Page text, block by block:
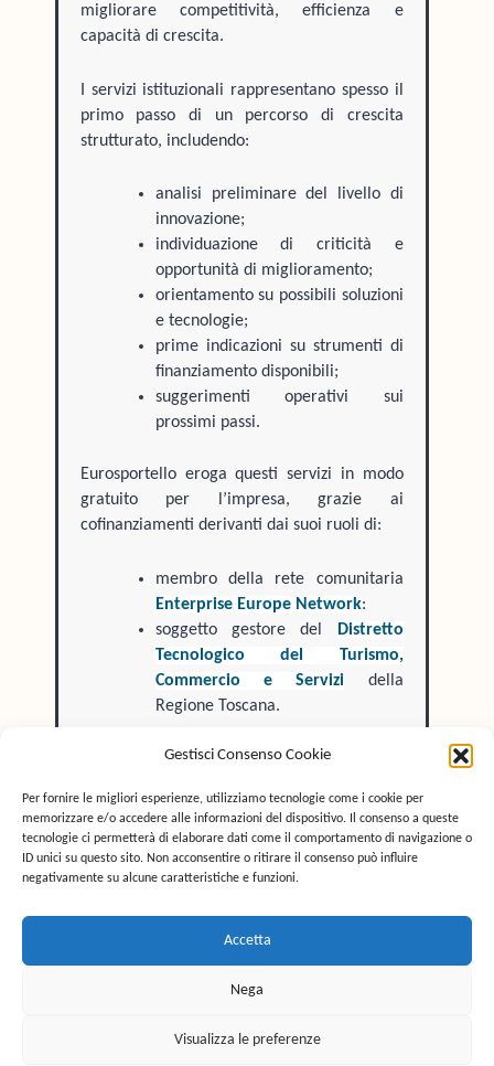
Gestisci Consenso Cookie
Per fornire le migliori esperienze, utilizziamo tecnologie come i cookie per
memorizzare e/o accedere alle informazioni del dispositivo. Il consenso a queste
tecnologie ci permetterà di elaborare dati come il comportamento di navigazione o
ID unici su questo sito. Non acconsentire o ritirare il consenso può influire
negativamente su alcune caratteristiche e funzioni.
Accetta
Nega
Visualizza le preferenze
migliorare competitività, efficienza e
capacità di crescita.
I servizi istituzionali rappresentano spesso il
primo passo di un percorso di crescita
strutturato, includendo:
analisi preliminare del livello di
innovazione;
individuazione di criticità e
opportunità di miglioramento;
orientamento su possibili soluzioni
e tecnologie;
prime indicazioni su strumenti di
finanziamento disponibili;
suggerimenti operativi sui
prossimi passi.
Eurosportello eroga questi servizi in modo
gratuito per l’impresa, grazie ai
cofinanziamenti derivanti dai suoi ruoli di:
membro della rete comunitaria
Enterprise Europe Network:
soggetto gestore del
Distretto
Tecnologico del Turismo,
Commercio e Servizi della
Regione Toscana.
operativa
Ambiti di intervento